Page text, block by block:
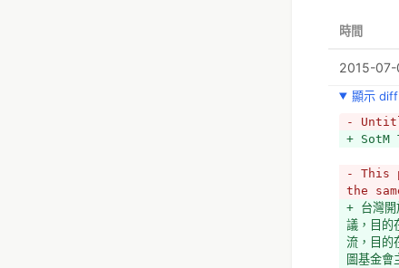
時間
2015-07-
顯示 diff
-
+ SotM
- This
the
+ 台灣
議，目的
流，目的
圖基金會